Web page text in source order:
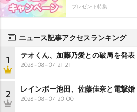
プレゼント特集
ニュース記事アクセスランキング
1 テオくん、加藤乃愛との破局を発表
2026-08-07 21:21
2 レインボー池田、佐藤佳奈と電撃婚
2026-08-07 20:00